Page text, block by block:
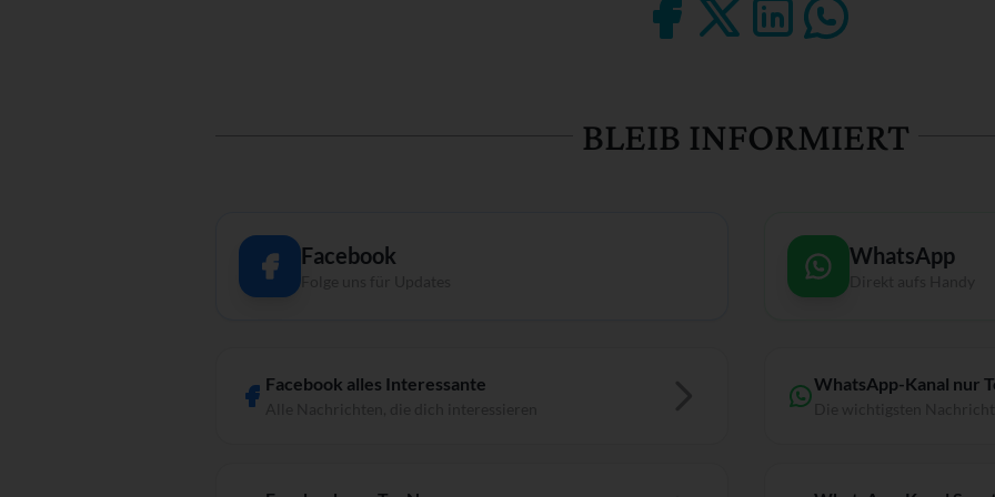
BLEIB INFORMIERT
Facebook
Folge uns für Updates
Facebook alles Interessante
WhatsApp
Direkt aufs Handy
WhatsApp-Kanal nur